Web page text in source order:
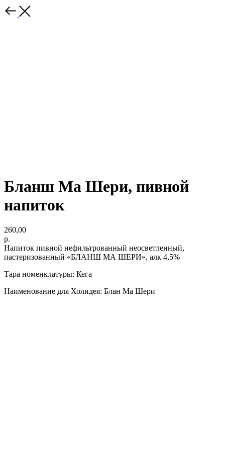
Бланш Ма Шери, пивной
напиток
260,00
р.
Напиток пивной нефильтрованный неосветленный,
пастеризованный «БЛАНШ МА ШЕРИ», алк 4,5%
Тара номенклатуры: Кега
Наименование для Холидея: Блан Ма Шери